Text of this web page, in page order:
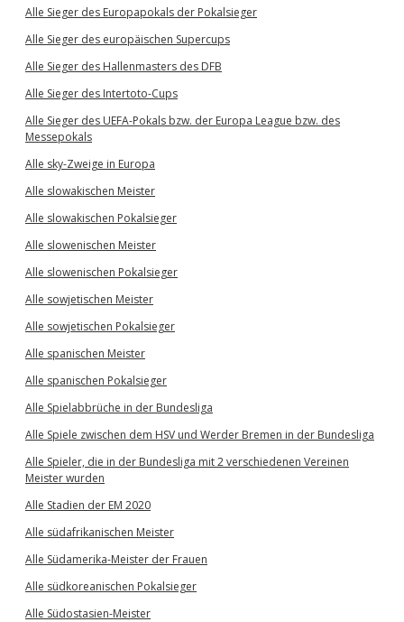
Alle Sieger des Europapokals der Pokalsieger
Alle Sieger des europäischen Supercups
Alle Sieger des Hallenmasters des DFB
Alle Sieger des Intertoto-Cups
Alle Sieger des UEFA-Pokals bzw. der Europa League bzw. des
Messepokals
Alle sky-Zweige in Europa
Alle slowakischen Meister
Alle slowakischen Pokalsieger
Alle slowenischen Meister
Alle slowenischen Pokalsieger
Alle sowjetischen Meister
Alle sowjetischen Pokalsieger
Alle spanischen Meister
Alle spanischen Pokalsieger
Alle Spielabbrüche in der Bundesliga
Alle Spiele zwischen dem HSV und Werder Bremen in der Bundesliga
Alle Spieler, die in der Bundesliga mit 2 verschiedenen Vereinen
Meister wurden
Alle Stadien der EM 2020
Alle südafrikanischen Meister
Alle Südamerika-Meister der Frauen
Alle südkoreanischen Pokalsieger
Alle Südostasien-Meister